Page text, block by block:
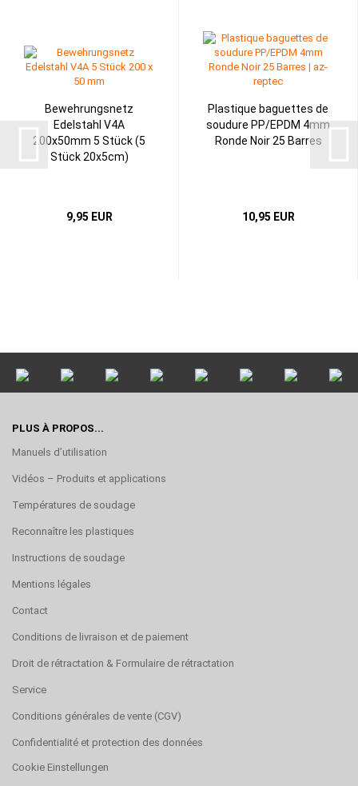
Bewehrungsnetz
Edelstahl V4A
200x50mm 5 Stück (5
Stück 20x5cm)
9,95 EUR
Plastique baguettes de
soudure PP/EPDM 4mm
Ronde Noir 25 Barres
10,95 EUR
PLUS À PROPOS...
Manuels d’utilisation
Vidéos – Produits et applications
Températures de soudage
Reconnaître les plastiques
Instructions de soudage
Mentions légales
Contact
Conditions de livraison et de paiement
Droit de rétractation & Formulaire de rétractation
Service
Conditions générales de vente (CGV)
Confidentialité et protection des données
Cookie Einstellungen